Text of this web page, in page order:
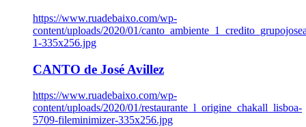
https://www.ruadebaixo.com/wp-
content/uploads/2020/01/
1-335x256.jpg
CANTO de José Avillez
https://www.ruadebaixo.com/wp-
content/uploads/2020/01/restaurante_l_origine_chakall_lisboa-
5709-fileminimizer-335x256.jpg